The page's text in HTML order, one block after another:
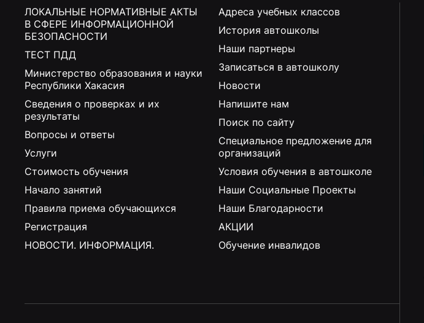
ЛОКАЛЬНЫЕ НОРМАТИВНЫЕ АКТЫ
В СФЕРЕ ИНФОРМАЦИОННОЙ
БЕЗОПАСНОСТИ
ТЕСТ ПДД
Министерство образования и науки
Республики Хакасия
Сведения о проверках и их
результаты
Вопросы и ответы
Услуги
Стоимость обучения
Начало занятий
Правила приема обучающихся
Регистрация
НОВОСТИ. ИНФОРМАЦИЯ.
Адреса учебных классов
История автошколы
Наши партнеры
Записаться в автошколу
Новости
Напишите нам
Поиск по сайту
Специальное предложение для
организаций
Условия обучения в автошколе
Наши Социальные Проекты
Наши Благодарности
АКЦИИ
Обучение инвалидов